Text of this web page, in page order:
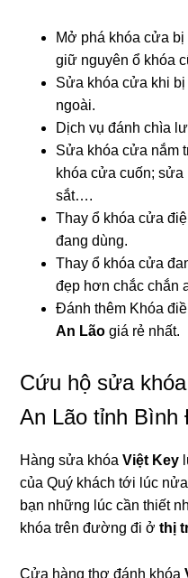
Mở phá khóa cửa bị
giữ nguyên ổ khóa
Sửa khóa cửa khi
ngoài.
Dịch vụ đánh chìa
Sửa khóa cửa nắm
khóa cửa cuốn;
sắt….
Thay ổ khóa cửa
đang dùng.
Thay ổ khóa cửa
đẹp hơn chắc chắn
Đánh thêm Khóa
An Lãogiá rẻ nhất.
Cứu hộ sửa
An Lão tỉnh
Hàng sửa khóaViệt Key
của Quý khách tới lúc
bạn những lúc cần thiết
khóa trên đường đi ởthị
Cửa hàng thợ đánh khóa